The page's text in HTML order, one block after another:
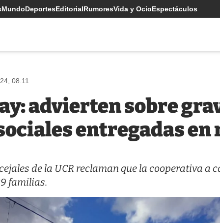
MundoDeportesEditorialRumoresVida y OcioEspectáculos
08:11
advierten sobre
entregadas en
de la UCR reclaman que la cooperativa a
familias.